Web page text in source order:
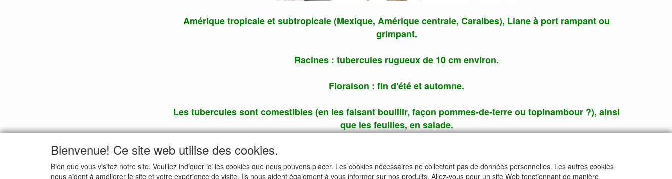
Amérique tropicale et subtropicale (Mexique, Amérique centrale, Caraibes), Liane à port rampant ou
grimpant.
Racines : tubercules rugueux de 10 cm environ.
Floraison : fin d'été et automne.
Les tubercules sont comestibles (en les faisant bouillir, façon pommes-de-terre ou topinambour ?), ainsi
que les feuilles, en salade.
Bienvenue! Ce site web utilise des cookies.
Bien que vous visitez notre site. Veuillez indiquer ici les cookies que nous pouvons placer. Les cookies nécessaires ne collectent pas de données personnelles. Les autres cookies
nous aident à améliorer le site et votre expérience de visite. Ils nous aident également à vous informer sur nos produits. Allez-vous pour un site Web fonctionnant de manière